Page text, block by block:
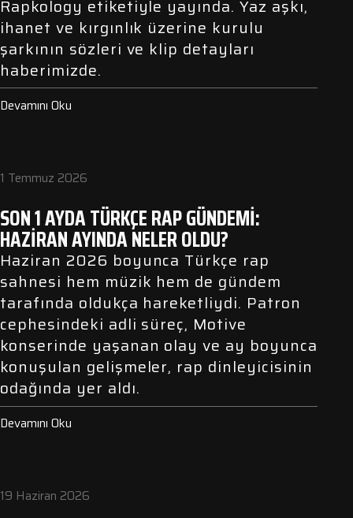
Rapkology etiketiyle yayında. Yaz aşkı,
ihanet ve kırgınlık üzerine kurulu
şarkının sözleri ve klip detayları
haberimizde.
Devamını Oku
1 Temmuz 2026
SON 1 AYDA TÜRKÇE RAP GÜNDEMI:
HAZIRAN AYINDA NELER OLDU?
Haziran 2026 boyunca Türkçe rap
sahnesi hem müzik hem de gündem
tarafında oldukça hareketliydi. Patron
cephesindeki adli süreç, Motive
konserinde yaşanan olay ve ay boyunca
konuşulan gelişmeler, rap dinleyicisinin
odağında yer aldı.
Devamını Oku
19 Haziran 2026